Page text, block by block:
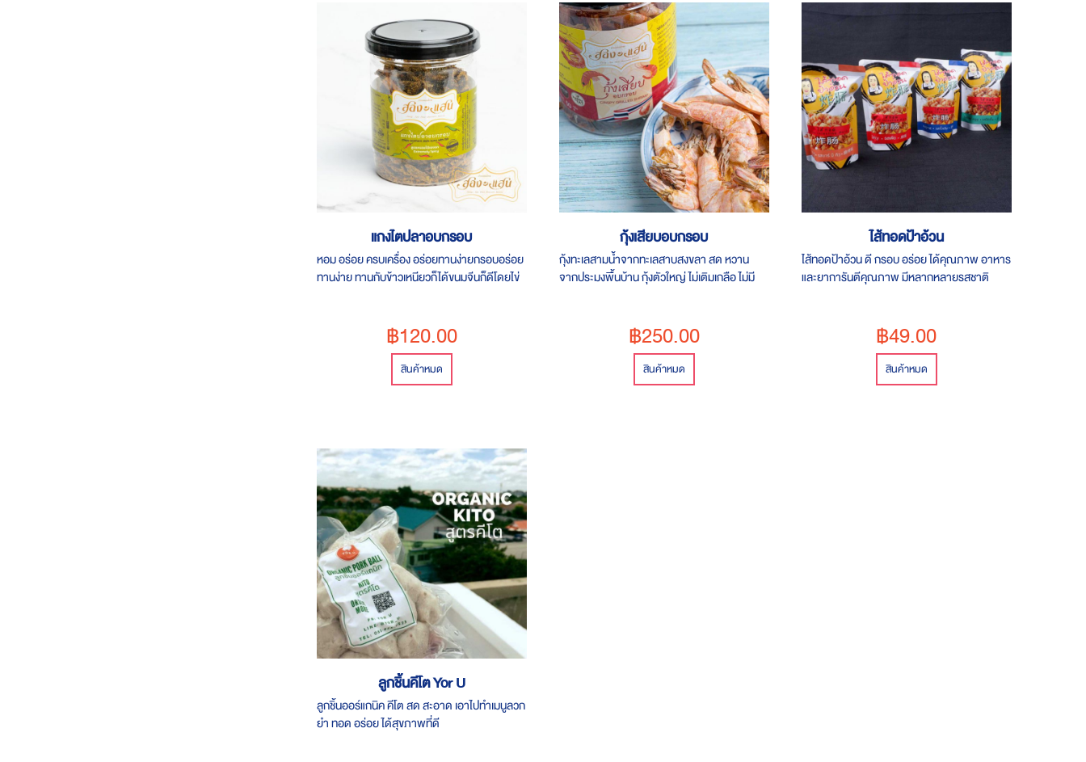
แกงไตปลาอบกรอบ
หอม อร่อย ครบเครื่อง อร่อยทานง่ายกรอบอร่อย
ทานง่าย ทานกับข้าวเหนียวก็ได้ขนมจีนก็ดีโดยไข่
฿120.00
สินค้าหมด
กุ้งเสียบอบกรอบ
กุ้งทะเลสามน้ำจากทะเลสาบสงขลา สด หวาน
จากประมงพื้นบ้าน กุ้งตัวใหญ่ ไม่เติมเกลือ ไม่มี
฿250.00
สินค้าหมด
ไส้ทอดป้าอ้วน
ไส้ทอดป้าอ้วน ดี กรอบ อร่อย ได้คุณภาพ อาหาร
และยาการันตีคุณภาพ มีหลากหลายรสชาติ
฿49.00
สินค้าหมด
ลูกชิ้นคีโต Yor U
ลูกชิ้นออร์แกนิค คีโต สด สะอาด เอาไปทำเมนูลวก
ยำ ทอด อร่อย ได้สุขภาพที่ดี